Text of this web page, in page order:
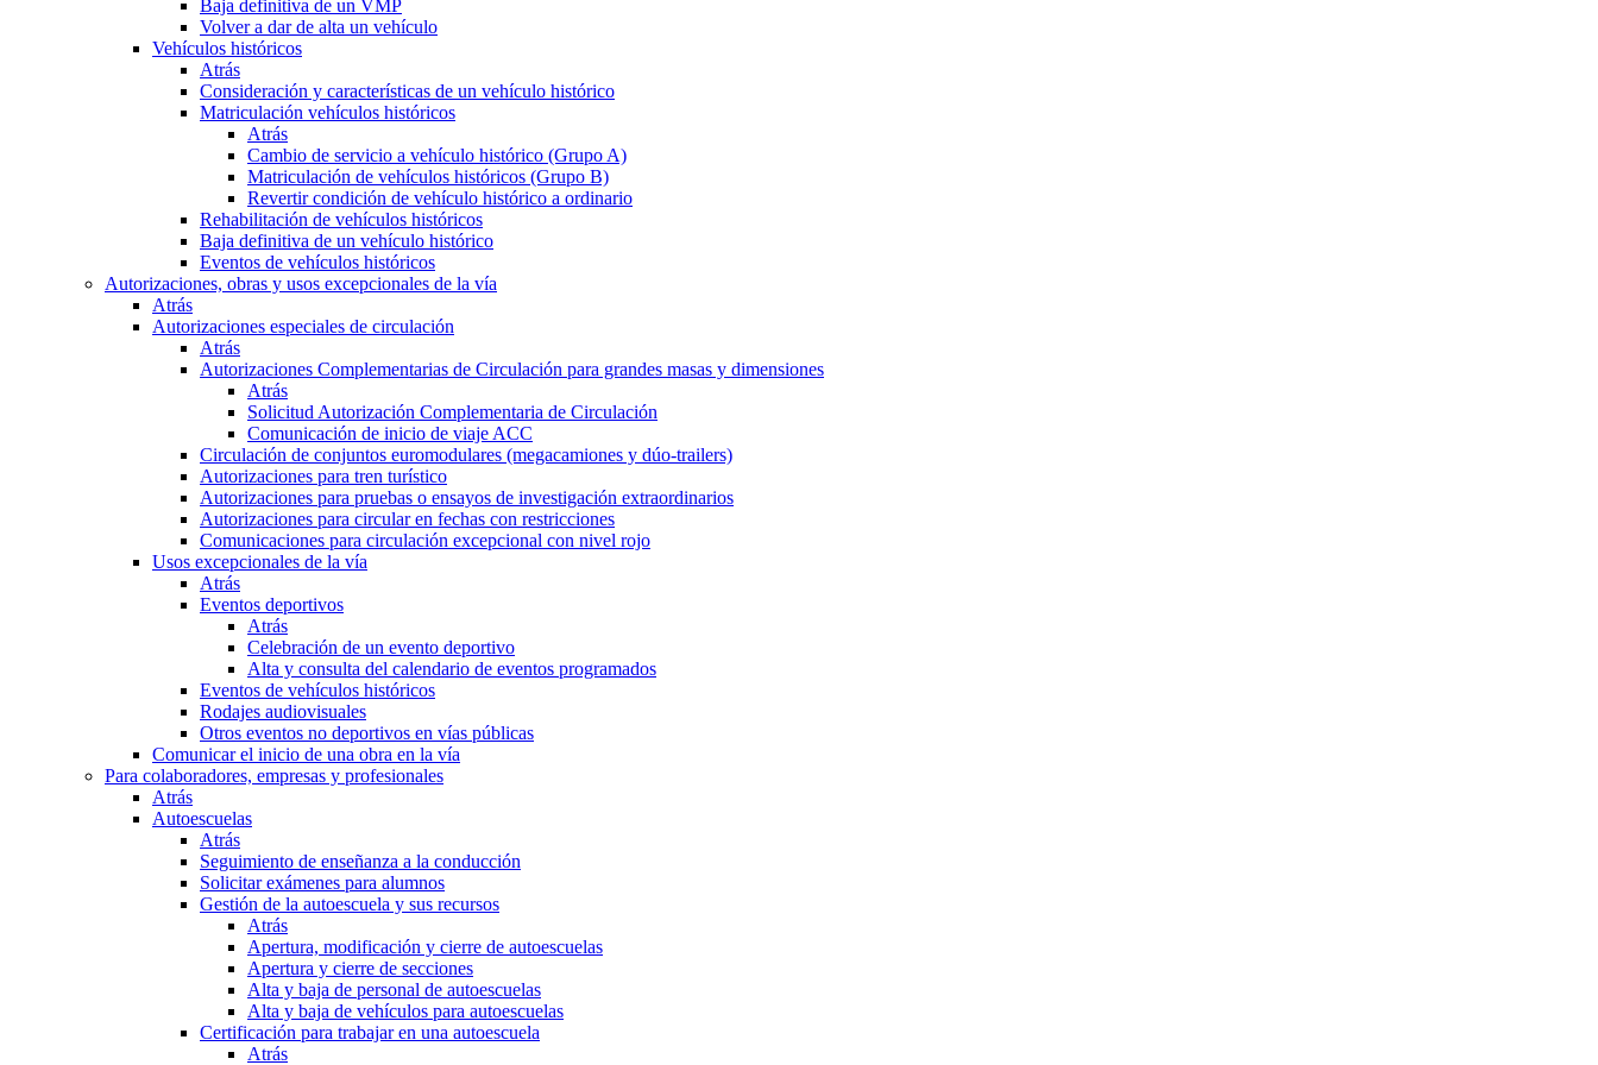
Baja definitiva de un VMP
Volver a dar de alta un vehículo
Vehículos históricos
Atrás
Consideración y características de un vehículo histórico
Matriculación vehículos históricos
Atrás
Cambio de servicio a vehículo histórico (Grupo A)
Matriculación de vehículos históricos (Grupo B)
Revertir condición de vehículo histórico a ordinario
Rehabilitación de vehículos históricos
Baja definitiva de un vehículo histórico
Eventos de vehículos históricos
Autorizaciones, obras y usos excepcionales de la vía
Atrás
Autorizaciones especiales de circulación
Atrás
Autorizaciones Complementarias de Circulación para grandes masas y dimensiones
Atrás
Solicitud Autorización Complementaria de Circulación
Comunicación de inicio de viaje ACC
Circulación de conjuntos euromodulares (megacamiones y dúo-trailers)
Autorizaciones para tren turístico
Autorizaciones para pruebas o ensayos de investigación extraordinarios
Autorizaciones para circular en fechas con restricciones
Comunicaciones para circulación excepcional con nivel rojo
Usos excepcionales de la vía
Atrás
Eventos deportivos
Atrás
Celebración de un evento deportivo
Alta y consulta del calendario de eventos programados
Eventos de vehículos históricos
Rodajes audiovisuales
Otros eventos no deportivos en vías públicas
Comunicar el inicio de una obra en la vía
Para colaboradores, empresas y profesionales
Atrás
Autoescuelas
Atrás
Seguimiento de enseñanza a la conducción
Solicitar exámenes para alumnos
Gestión de la autoescuela y sus recursos
Atrás
Apertura, modificación y cierre de autoescuelas
Apertura y cierre de secciones
Alta y baja de personal de autoescuelas
Alta y baja de vehículos para autoescuelas
Certificación para trabajar en una autoescuela
Atrás